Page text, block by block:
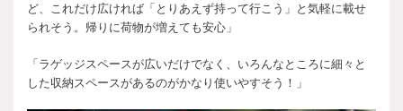
ど、これだけ広ければ「とりあえず持って行こう」と気軽に載せ
られそう。帰りに荷物が増えても安心」
「ラゲッジスペースが広いだけでなく、いろんなところに細々と
した収納スペースがあるのがかなり使いやすそう！」